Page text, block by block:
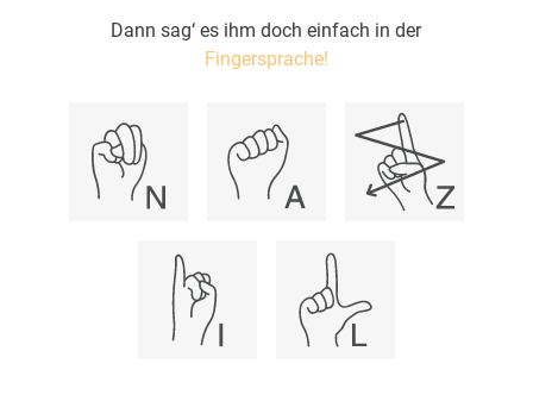
Dann sag‘ es ihm doch einfach in der
Fingersprache!